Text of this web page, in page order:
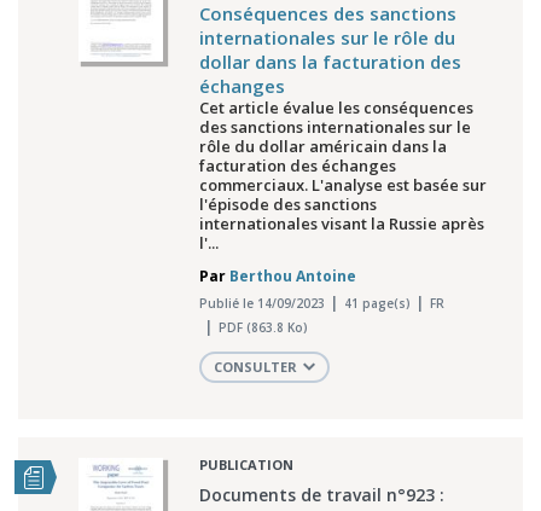
Conséquences des sanctions
internationales sur le rôle du
dollar dans la facturation des
échanges
Cet article évalue les conséquences
des sanctions internationales sur le
rôle du dollar américain dans la
facturation des échanges
commerciaux. L'analyse est basée sur
l'épisode des sanctions
internationales visant la Russie après
l'...
Par Berthou Antoine
Publié le 14/09/2023 41 page(s)
FR
PDF (863.8 Ko)
CONSULTER
PUBLICATION
Documents de travail n°923 :